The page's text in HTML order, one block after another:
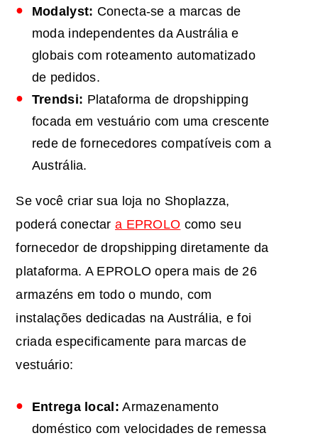
Modalyst: Conecta-se a marcas de
moda independentes da Austrália e
globais com roteamento automatizado
de pedidos.
Trendsi: Plataforma de dropshipping
focada em vestuário com uma crescente
rede de fornecedores compatíveis com a
Austrália.
Se você criar sua loja no Shoplazza,
poderá conectara EPROLO como seu
fornecedor de dropshipping diretamente da
plataforma. A EPROLO opera mais de 26
armazéns em todo o mundo, com
instalações dedicadas na Austrália, e foi
criada especificamente para marcas de
vestuário:
Entrega local: Armazenamento
doméstico com velocidades de remessa